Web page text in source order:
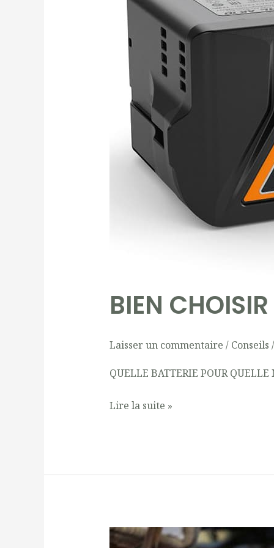
BIEN
Laisser un commentaire / Conseils /
QUELLE BATTERIE POUR
Lire la suite »
Installation